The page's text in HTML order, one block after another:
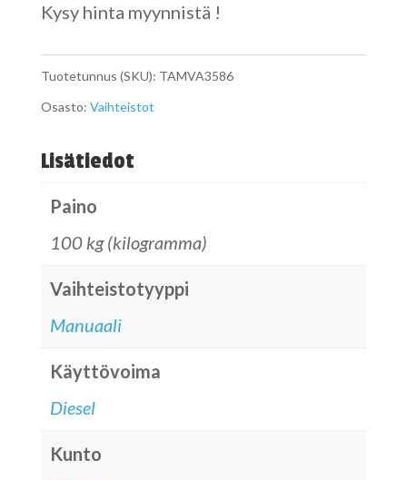
Kysy hinta myynnistä !
Tuotetunnus (SKU): TAMVA3586
Osasto: Vaihteistot
Lisätiedot
Paino
100 kg (kilogramma)
Vaihteistotyyppi
Manuaali
Käyttövoima
Diesel
Kunto